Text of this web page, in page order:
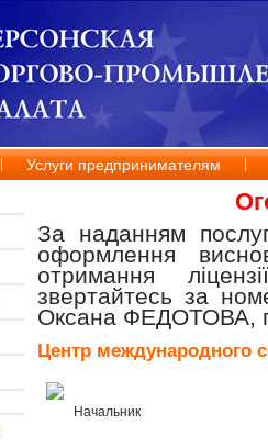
Услуги предпринимателям
За наданням
оформлення
отримання
звертайтесь за
Оксана ФЕДОТОВА,
Центр международного
Начальник